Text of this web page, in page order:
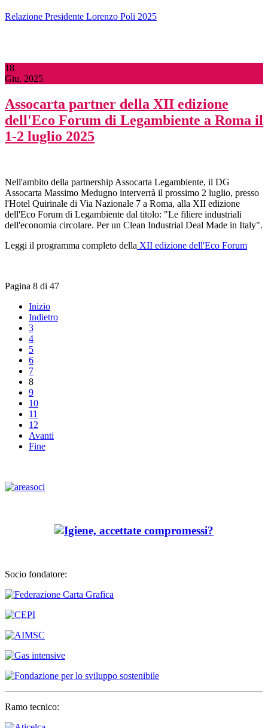
Relazione Presidente Lorenzo Poli 2025
18
Giu, 2025
Assocarta partner della XII edizione
dell'Eco Forum di Legambiente a Roma il
1-2 luglio 2025
Nell'ambito della partnership Assocarta Legambiente, il DG
Assocarta Massimo Medugno interverrà il prossimo 2 luglio, presso
l'Hotel Quirinale di Via Nazionale 7 a Roma, alla XII edizione
dell'Eco Forum di Legambiente dal titolo: "Le filiere industriali
dell'economia circolare. Per un Clean Industrial Deal Made in Italy".
Leggi il programma completo della XII edizione dell'Eco Forum
Pagina 8 di 47
Inizio
Indietro
3
4
5
6
7
8
9
10
11
12
Avanti
Fine
Socio fondatore:
Ramo tecnico: